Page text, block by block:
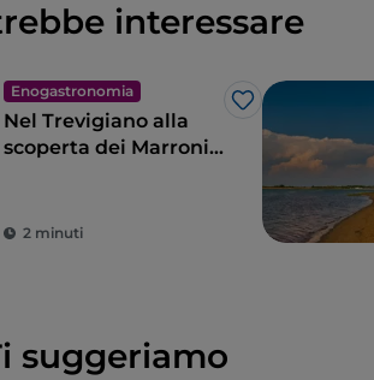
interessare
Enogastronomia
Like
Nel Trevigiano alla
scoperta dei Marroni
2 minuti
suggeriamo